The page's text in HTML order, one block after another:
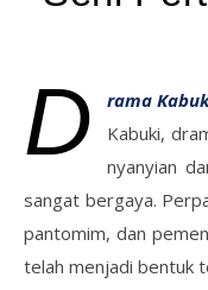
D rama
Kabuki,
nyanyian
sangat bergaya.
pantomim, dan
telah menjadi bentuk